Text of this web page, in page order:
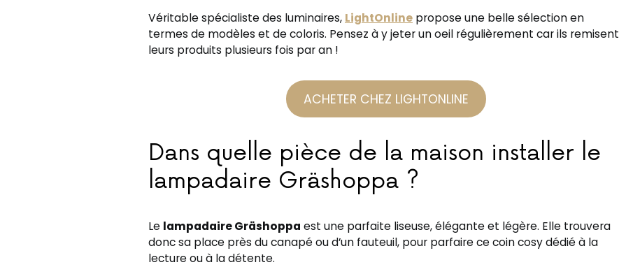
Véritable spécialiste des luminaires, LightOnline propose une belle sélection en
termes de modèles et de coloris. Pensez à y jeter un oeil régulièrement car ils remisent
leurs produits plusieurs fois par an !
ACHETER CHEZ LIGHTONLINE
Dans quelle pièce de la maison installer le
lampadaire Gräshoppa ?
Le lampadaire Gräshoppa est une parfaite liseuse, élégante et légère. Elle trouvera
donc sa place près du canapé ou d’un fauteuil, pour parfaire ce coin cosy dédié à la
lecture ou à la détente.